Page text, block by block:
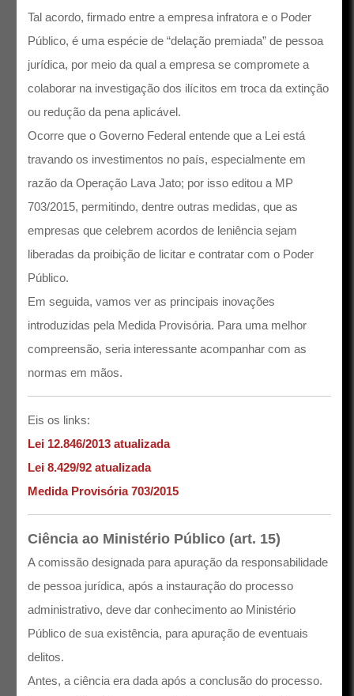
Tal acordo, firmado entre a empresa infratora e o Poder
Público, é uma espécie de “delação premiada” de pessoa
jurídica, por meio da qual a empresa se compromete a
colaborar na investigação dos ilícitos em troca da extinção
ou redução da pena aplicável.
Ocorre que o Governo Federal entende que a Lei está
travando os investimentos no país, especialmente em
razão da Operação Lava Jato; por isso editou a MP
703/2015, permitindo, dentre outras medidas, que as
empresas que celebrem acordos de leniência sejam
liberadas da proibição de licitar e contratar com o Poder
Público.
Em seguida, vamos ver as principais inovações
introduzidas pela Medida Provisória. Para uma melhor
compreensão, seria interessante acompanhar com as
normas em mãos.
Eis os links:
Lei 12.846/2013 atualizada
Lei 8.429/92 atualizada
Medida Provisória 703/2015
Ciência ao Ministério Público (art. 15)
A comissão designada para apuração da responsabilidade
de pessoa jurídica, após a instauração do processo
administrativo, deve dar conhecimento ao Ministério
Público de sua existência, para apuração de eventuais
delitos.
Antes, a ciência era dada após a conclusão do processo.